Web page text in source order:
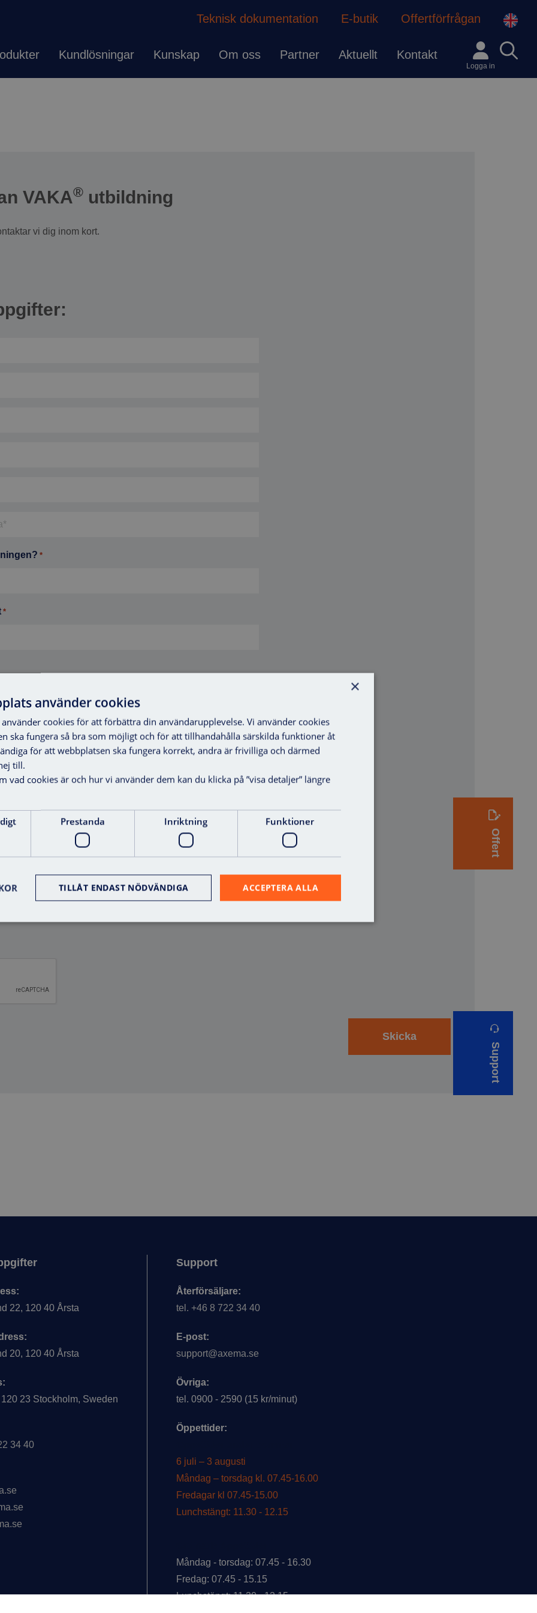
Offert
Support
Teknisk dokumentation E-butik Offertförfrågan
Kundlösningar Kunskap Om oss Partner Aktuellt Kontakt
Logga in
VAKA® utbildning
vi dig inom kort.
*
*
att mina uppgifter behandlas i enlighet med Axema
Läs mer
22, 120 40 Årsta
20, 120 40 Årsta
23 Stockholm, Sweden
34 40
Support
Återförsäljare:
tel. +46 8 722 34 40
E-post:
support@axema.se
Övriga:
tel. 0900 - 2590 (15 kr/minut)
Öppettider:
6 juli – 3 augusti
Måndag – torsdag kl. 07.45-16.00
Fredagar kl 07.45-15.00
Lunchstängt: 11.30 - 12.15
Måndag - torsdag: 07.45 - 16.30
Fredag: 07.45 - 15.15
Lunchstängt: 11.30 - 12.15
×
använder cookies
cookies för att förbättra din användarupplevelse. Vi använder cookies
ska fungera så bra som möjligt och för att tillhandahålla särskilda funktioner åt
för att webbplatsen ska fungera korrekt, andra är frivilliga och därmed
till.
vad cookies är och hur vi använder dem kan du klicka på ”visa detaljer” längre
Prestanda Inriktning Funktioner
ACCEPTERA ALLA
TILLÅT ENDAST NÖDVÄNDIGA